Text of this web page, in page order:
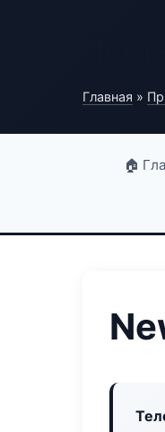
Главная »
🏠